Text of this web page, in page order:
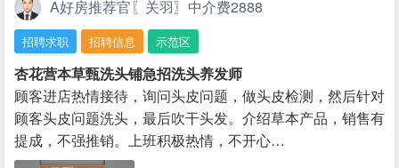
A好房推荐官〖关羽〗中介费2888
招聘求职 招聘信息 示范区
杏花营本草甄洗头铺急招洗头养发师
顾客进店热情接待，询问头皮问题，做头皮检测，然后针对
顾客头皮问题洗头，最后吹干头发。介绍草本产品，销售有
提成，不强推销。上班积极热情，不开心…